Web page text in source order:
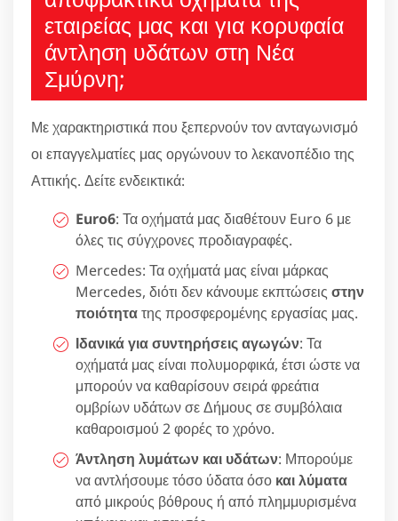
εταιρείας μας και για κορυφαία
άντληση υδάτων στη Νέα
Σμύρνη;
Με χαρακτηριστικά που ξεπερνούν τον ανταγωνισμό
οι επαγγελματίες μας οργώνουν το λεκανοπέδιο της
Αττικής. Δείτε ενδεικτικά:
Euro6: Τα οχήματά μας διαθέτουν Euro 6 με
όλες τις σύγχρονες προδιαγραφές.
Mercedes: Τα οχήματά μας είναι μάρκας
Mercedes, διότι δεν κάνουμε εκπτώσεις στην
ποιότητατης προσφερομένης εργασίας μας.
Ιδανικά για συντηρήσεις αγωγών: Τα
οχήματά μας είναι πολυμορφικά, έτσι ώστε να
μπορούν να καθαρίσουν σειρά φρεάτια
ομβρίων υδάτων σε Δήμους σε συμβόλαια
καθαροισμού 2 φορές το χρόνο.
Άντληση λυμάτων και υδάτων: Μπορούμε
να αντλήσουμε τόσο ύδατα όσο και λύματα
από μικρούς βόθρους ή από πλημμυρισμένα